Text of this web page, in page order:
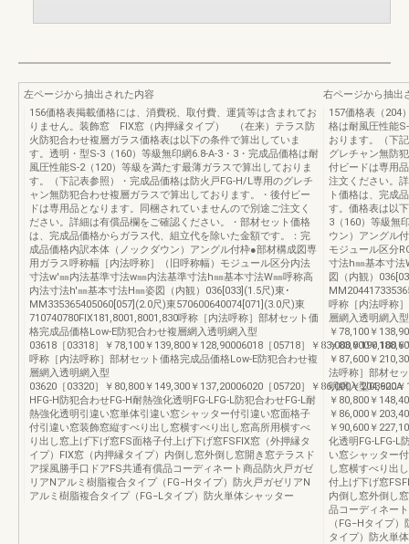
左ページから抽出された内容
156価格表掲載価格には、消費税、取付費、運賃等は含まれてお
りません。装飾窓 FIX窓（内押縁タイプ） （在来）テラス防
火防犯合わせ複層ガラス価格表は以下の条件で算出していま
す。透明・型S-3（160）等級無印網6.8-A-3・3・完成品価格は耐
風圧性能S-2（120）等級を満たす最薄ガラスで算出しておりま
す。（下記表参照）・完成品価格は防火戸FG-H/L専用のグレチ
ャン無防犯合わせ複層ガラスで算出しております。・後付ビー
ドは専用品となります。同梱されていませんので別途ご注文く
ださい。詳細は有償品欄をご確認ください。・部材セット価格
は、完成品価格からガラス代、組立代を除いた金額です。：完
成品価格内訳本体（ノックダウン）アングル付枠●部材構成図専
用ガラス呼称幅［内法呼称］（旧呼称幅）モジュール区分内法
寸法w'㎜内法基準寸法w㎜内法基準寸法h㎜基本寸法W㎜呼称高
内法寸法h'㎜基本寸法H㎜姿図（内観）036[033](1.5尺)東･
MM335365405060[057](2.0尺)東570600640074[071](3.0尺)東
710740780FIX181,8001,8001,830呼称［内法呼称］部材セット価
格完成品価格Low-E防犯合わせ複層網入透明網入型
03618［03318］￥78,100￥139,800￥128,90006018［05718］￥83,000￥190,100
呼称［内法呼称］部材セット価格完成品価格Low-E防犯合わせ複
層網入透明網入型
03620［03320］￥80,800￥149,300￥137,20006020［05720］￥86,000￥204,900
HFG-H防犯合わせFG-H耐熱強化透明FG-LFG-L防犯合わせFG-L耐
熱強化透明引違い窓単体引違い窓シャッター付引違い窓面格子
付引違い窓装飾窓縦すべり出し窓横すべり出し窓高所用横すべ
り出し窓上げ下げ窓FS面格子付上げ下げ窓FSFIX窓（外押縁タ
イプ）FIX窓（内押縁タイプ）内倒し窓外倒し窓開き窓テラスド
ア採風勝手口ドアFS共通有償品コーディネート商品防火戸ガゼ
リアNアルミ樹脂複合タイプ（FG−Hタイプ）防火戸ガゼリアN
アルミ樹脂複合タイプ（FG−Lタイプ）防火単体シャッター
右ページから抽出
157価格表（204
格は耐風圧性能
おります。（下
グレチャン無防
付ビードは専用
注文ください。
ト価格は、完成
す。価格表は以
3（160）等級無
ウン）アングル
モジュール区分
寸法h㎜基本寸法
図（内観）
呼称［内法呼称
層網入透明網入
￥78,100￥
￥83,000￥
￥87,600￥
法呼称］部材セ
明網入型03620A
￥80,800￥
￥86,000￥
￥90,600￥
化透明FG-LFG-L
い窓シャッター
し窓横すべり出
付上げ下げ窓
内倒し窓外倒し
品コーディネー
（FG−Hタイプ
タイプ）防火単